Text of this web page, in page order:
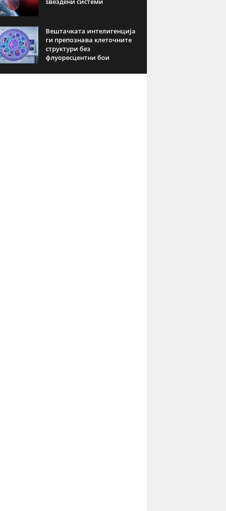
Вештачката интелигенција
ги препознава клеточните
структури без
флуоресцентни бои